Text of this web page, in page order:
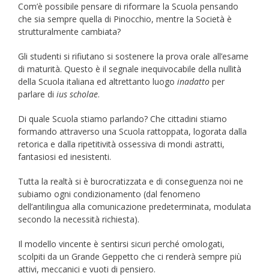
Com’è possibile pensare di riformare la Scuola pensando
che sia sempre quella di Pinocchio, mentre la Società è
strutturalmente cambiata?
Gli studenti si rifiutano si sostenere la prova orale all’esame
di maturità. Questo è il segnale inequivocabile della nullità
della Scuola italiana ed altrettanto luogo inadatto per
parlare di ius scholae.
Di quale Scuola stiamo parlando? Che cittadini stiamo
formando attraverso una Scuola rattoppata, logorata dalla
retorica e dalla ripetitività ossessiva di mondi astratti,
fantasiosi ed inesistenti.
Tutta la realtà si è burocratizzata e di conseguenza noi ne
subiamo ogni condizionamento (dal fenomeno
dell’antilingua alla comunicazione predeterminata, modulata
secondo la necessità richiesta).
Il modello vincente è sentirsi sicuri perché omologati,
scolpiti da un Grande Geppetto che ci renderà sempre più
attivi, meccanici e vuoti di pensiero.